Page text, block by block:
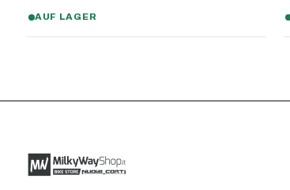
AUF LAGER